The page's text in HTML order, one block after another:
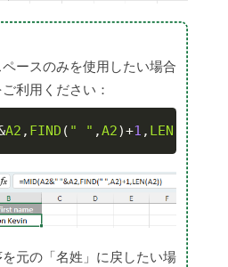
ースのみを使用したい場合
利用ください：
A2 , FIND ( " " ,A2)+1 , LEN A2
Copy
を元の「名姓」に戻したい場